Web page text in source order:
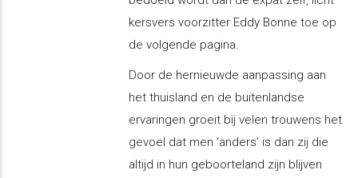
kersvers voorzitter Eddy Bonne toe op
de volgende pagina.
Door de hernieuwde aanpassing aan
het thuisland en de buitenlandse
ervaringen groeit bij velen trouwens het
gevoel dat men ‘anders’ is dan zij die
altijd in hun geboorteland zijn blijven